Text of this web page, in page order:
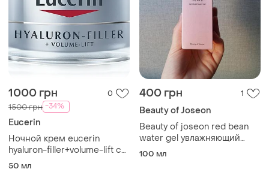
1000 грн 0
1500 грн -34%
Eucerin
Ночной крем eucerin
hyaluron-filler+volume-lift с
лифтинг эффектом для
50 мл
400 грн 1
Beauty of Joseon
Beauty of joseon red bean
water gel увлажняющий
гель для лица, 100 мл.
100 мл